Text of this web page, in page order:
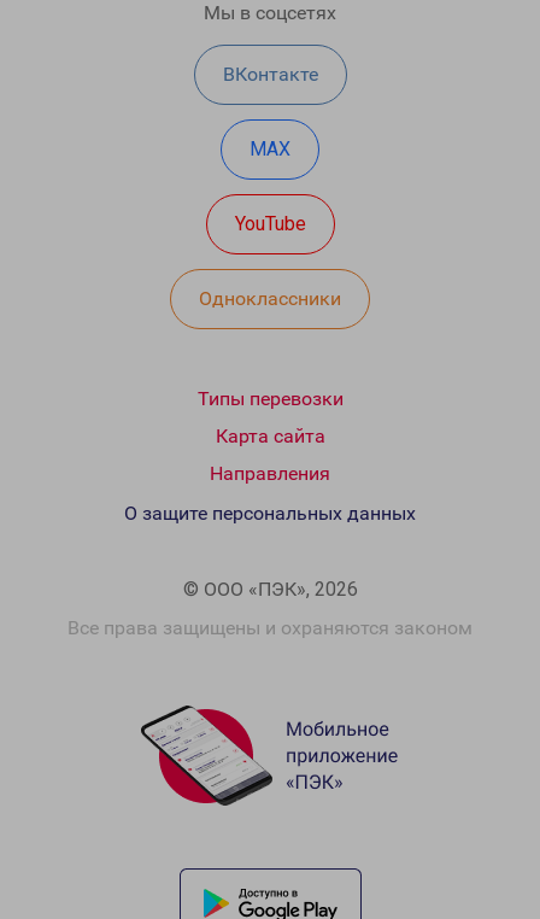
Мы в соцсетях
ВКонтакте
MAX
YouTube
Одноклассники
Типы перевозки
Карта сайта
Направления
© ООО «ПЭК», 2026
Все права защищены и охраняются законом
О защите персональных данных